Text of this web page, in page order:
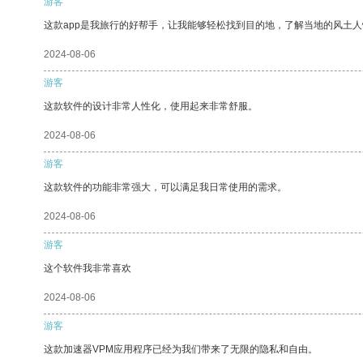
这款app是我旅行的好帮手，让我能够轻松找到目的地，了解当地的风土
2024-08-06
游客
这款软件的设计非常人性化，使用起来非常舒服。
2024-08-06
游客
这款软件的功能非常强大，可以满足我日常使用的需求。
2024-08-06
游客
这个软件我非常喜欢
2024-08-06
游客
这款加速器VPM应用程序已经为我们带来了无限的隐私和自由。